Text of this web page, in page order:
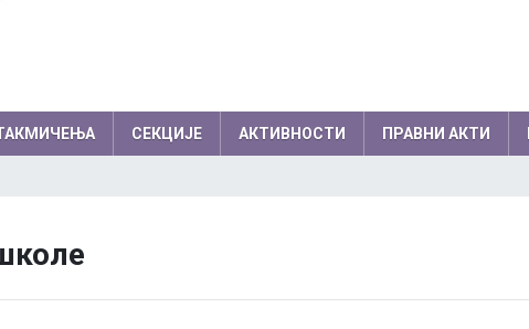
родитеља
парламент Помоћник директора
балканским олимпијадама
СЕКЦИЈЕ АКТИВНОСТИ ПРАВНИ АКТИ